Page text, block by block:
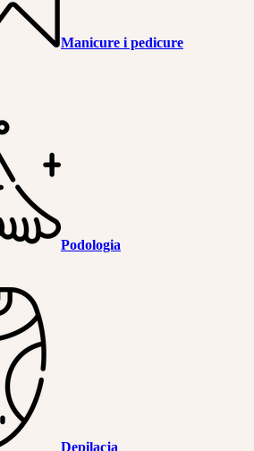
Manicure i pedicure
Podologia
Depilacja